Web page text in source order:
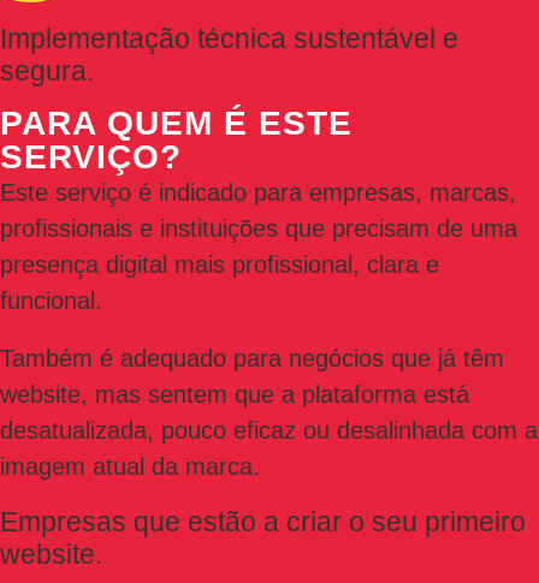
Implementação técnica sustentável e
segura.
PARA QUEM É ESTE
SERVIÇO?
Este serviço é indicado para empresas, marcas,
profissionais e instituições que precisam de uma
presença digital mais profissional, clara e
funcional.
Também é adequado para negócios que já têm
website, mas sentem que a plataforma está
desatualizada, pouco eficaz ou desalinhada com a
imagem atual da marca.
Empresas que estão a criar o seu primeiro
website.